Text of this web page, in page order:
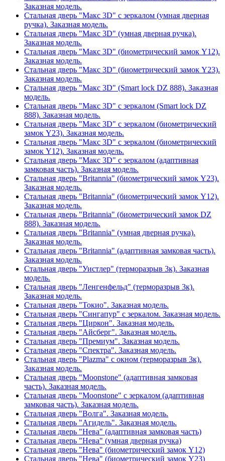
Заказная модель.
Стальная дверь "Макс 3D" с зеркалом (умная дверная
ручка). Заказная модель.
Стальная дверь "Макс 3D" (умная дверная ручка).
Заказная модель.
Стальная дверь "Макс 3D" (биометрический замок Y12).
Заказная модель.
Стальная дверь "Макс 3D" (биометрический замок Y23).
Заказная модель.
Стальная дверь "Макс 3D" (Smart lock DZ 888). Заказная
модель.
Стальная дверь "Макс 3D" с зеркалом (Smart lock DZ
888). Заказная модель.
Стальная дверь "Макс 3D" с зеркалом (биометрический
замок Y23). Заказная модель.
Стальная дверь "Макс 3D" с зеркалом (биометрический
замок Y12). Заказная модель.
Стальная дверь "Макс 3D" с зеркалом (адаптивная
замковая часть). Заказная модель.
Стальная дверь "Britannia" (биометрический замок Y23).
Заказная модель.
Стальная дверь "Britannia" (биометрический замок Y12).
Заказная модель.
Стальная дверь "Britannia" (биометрический замок DZ
888). Заказная модель.
Стальная дверь "Britannia" (умная дверная ручка).
Заказная модель.
Стальная дверь "Britannia" (адаптивная замковая часть).
Заказная модель.
Стальная дверь "Уистлер" (терморазрыв 3к). Заказная
модель.
Стальная дверь "Ленгенфельд" (терморазрыв 3к).
Заказная модель.
Стальная дверь "Токио". Заказная модель.
Стальная дверь "Сингапур" с зеркалом. Заказная модель.
Стальная дверь "Циркон". Заказная модель.
Стальная дверь "Айсберг". Заказная модель.
Стальная дверь "Премиум". Заказная модель.
Стальная дверь "Спектра". Заказная модель.
Стальная дверь "Plazma" с окном (терморазрыв 3к).
Заказная модель.
Стальная дверь "Moonstone" (адаптивная замковая
часть). Заказная модель.
Стальная дверь "Moonstone" с зеркалом (адаптивная
замковая часть). Заказная модель.
Стальная дверь "Волга". Заказная модель.
Стальная дверь "Агидель". Заказная модель.
Стальная дверь "Нева" (адаптивная замковая часть)
Стальная дверь "Нева" (умная дверная ручка)
Стальная дверь "Нева" (биометрический замок Y12)
Стальная дверь "Нева" (биометрический замок Y23)